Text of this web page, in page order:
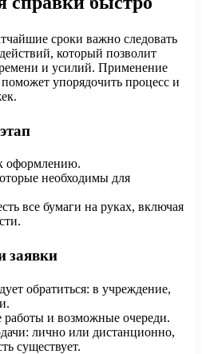
сроки важно следовать
который позволит
и усилий. Применение
упорядочить процесс и
оформлению.
необходимы для
все бумаги на руках, включая
заявки
обратиться: в учреждение,
работы и возможные очереди.
лично или дистанционно,
существует.